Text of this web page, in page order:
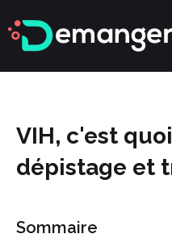
VIH, c'est
dépistage et
Sommaire